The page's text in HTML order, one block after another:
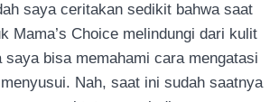
saya ceritakan sedikit bahwa saat
Mama’s Choice melindungi dari kulit
saya bisa memahami cara mengatasi
Nah, saat ini sudah saatnya